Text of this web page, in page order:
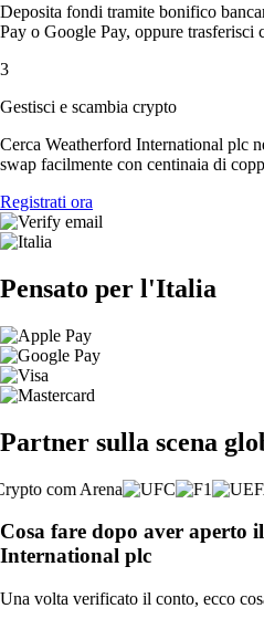
Deposita fondi tramite bonifico
Pay o Google Pay, oppure trasferisci
3
Gestisci e scambia crypto
Cerca Weatherford International plc
swap facilmente con centinaia di
Registrati ora
Pensato per l'Italia
Partner sulla scena
Cosa fare dopo aver aperto
International plc
Una volta verificato il conto, ecco